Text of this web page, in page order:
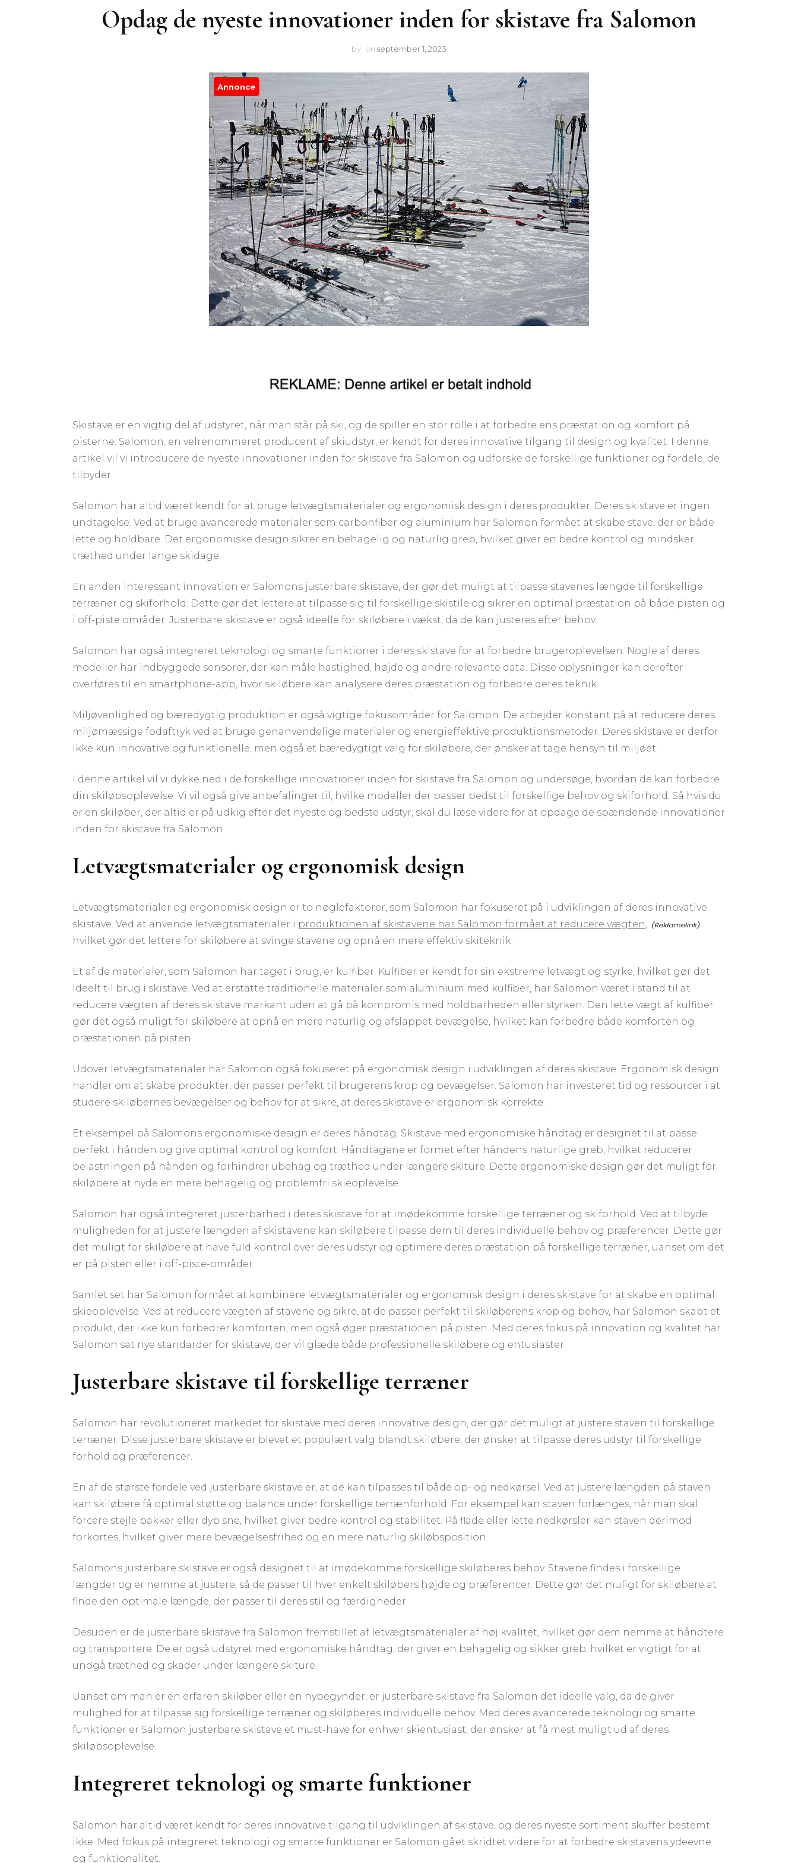
Opdag de nyeste innovationer inden for skistave fra Salomon
by on september 1, 2023
Annonce
Skistave er en vigtig del af udstyret, når man står på ski, og de spiller en stor rolle i at forbedre ens præstation og komfort på
pisterne. Salomon, en velrenommeret producent af skiudstyr, er kendt for deres innovative tilgang til design og kvalitet. I denne
artikel vil vi introducere de nyeste innovationer inden for skistave fra Salomon og udforske de forskellige funktioner og fordele, de
tilbyder.
Salomon har altid været kendt for at bruge letvægtsmaterialer og ergonomisk design i deres produkter. Deres skistave er ingen
undtagelse. Ved at bruge avancerede materialer som carbonfiber og aluminium har Salomon formået at skabe stave, der er både
lette og holdbare. Det ergonomiske design sikrer en behagelig og naturlig greb, hvilket giver en bedre kontrol og mindsker
træthed under lange skidage.
En anden interessant innovation er Salomons justerbare skistave, der gør det muligt at tilpasse stavenes længde til forskellige
terræner og skiforhold. Dette gør det lettere at tilpasse sig til forskellige skistile og sikrer en optimal præstation på både pisten og
i off-piste områder. Justerbare skistave er også ideelle for skiløbere i vækst, da de kan justeres efter behov.
Salomon har også integreret teknologi og smarte funktioner i deres skistave for at forbedre brugeroplevelsen. Nogle af deres
modeller har indbyggede sensorer, der kan måle hastighed, højde og andre relevante data. Disse oplysninger kan derefter
overføres til en smartphone-app, hvor skiløbere kan analysere deres præstation og forbedre deres teknik.
Miljøvenlighed og bæredygtig produktion er også vigtige fokusområder for Salomon. De arbejder konstant på at reducere deres
miljømæssige fodaftryk ved at bruge genanvendelige materialer og energieffektive produktionsmetoder. Deres skistave er derfor
ikke kun innovative og funktionelle, men også et bæredygtigt valg for skiløbere, der ønsker at tage hensyn til miljøet.
I denne artikel vil vi dykke ned i de forskellige innovationer inden for skistave fra Salomon og undersøge, hvordan de kan forbedre
din skiløbsoplevelse. Vi vil også give anbefalinger til, hvilke modeller der passer bedst til forskellige behov og skiforhold. Så hvis du
er en skiløber, der altid er på udkig efter det nyeste og bedste udstyr, skal du læse videre for at opdage de spændende innovationer
inden for skistave fra Salomon.
Letvægtsmaterialer og ergonomisk design
Letvægtsmaterialer og ergonomisk design er to nøglefaktorer, som Salomon har fokuseret på i udviklingen af deres innovative
skistave. Ved at anvende letvægtsmaterialer i produktionen af skistavene har Salomon formået at reducere vægten,
hvilket gør det lettere for skiløbere at svinge stavene og opnå en mere effektiv skiteknik.
Et af de materialer, som Salomon har taget i brug, er kulfiber. Kulfiber er kendt for sin ekstreme letvægt og styrke, hvilket gør det
ideelt til brug i skistave. Ved at erstatte traditionelle materialer som aluminium med kulfiber, har Salomon været i stand til at
reducere vægten af deres skistave markant uden at gå på kompromis med holdbarheden eller styrken. Den lette vægt af kulfiber
gør det også muligt for skiløbere at opnå en mere naturlig og afslappet bevægelse, hvilket kan forbedre både komforten og
præstationen på pisten.
Udover letvægtsmaterialer har Salomon også fokuseret på ergonomisk design i udviklingen af deres skistave. Ergonomisk design
handler om at skabe produkter, der passer perfekt til brugerens krop og bevægelser. Salomon har investeret tid og ressourcer i at
studere skiløbernes bevægelser og behov for at sikre, at deres skistave er ergonomisk korrekte.
Et eksempel på Salomons ergonomiske design er deres håndtag. Skistave med ergonomiske håndtag er designet til at passe
perfekt i hånden og give optimal kontrol og komfort. Håndtagene er formet efter håndens naturlige greb, hvilket reducerer
belastningen på hånden og forhindrer ubehag og træthed under længere skiture. Dette ergonomiske design gør det muligt for
skiløbere at nyde en mere behagelig og problemfri skieoplevelse.
Salomon har også integreret justerbarhed i deres skistave for at imødekomme forskellige terræner og skiforhold. Ved at tilbyde
muligheden for at justere længden af skistavene kan skiløbere tilpasse dem til deres individuelle behov og præferencer. Dette gør
det muligt for skiløbere at have fuld kontrol over deres udstyr og optimere deres præstation på forskellige terræner, uanset om det
er på pisten eller i off-piste-områder.
Samlet set har Salomon formået at kombinere letvægtsmaterialer og ergonomisk design i deres skistave for at skabe en optimal
skieoplevelse. Ved at reducere vægten af stavene og sikre, at de passer perfekt til skiløberens krop og behov, har Salomon skabt et
produkt, der ikke kun forbedrer komforten, men også øger præstationen på pisten. Med deres fokus på innovation og kvalitet har
Salomon sat nye standarder for skistave, der vil glæde både professionelle skiløbere og entusiaster.
Justerbare skistave til forskellige terræner
Salomon har revolutioneret markedet for skistave med deres innovative design, der gør det muligt at justere staven til forskellige
terræner. Disse justerbare skistave er blevet et populært valg blandt skiløbere, der ønsker at tilpasse deres udstyr til forskellige
forhold og præferencer.
En af de største fordele ved justerbare skistave er, at de kan tilpasses til både op- og nedkørsel. Ved at justere længden på staven
kan skiløbere få optimal støtte og balance under forskellige terrænforhold. For eksempel kan staven forlænges, når man skal
forcere stejle bakker eller dyb sne, hvilket giver bedre kontrol og stabilitet. På flade eller lette nedkørsler kan staven derimod
forkortes, hvilket giver mere bevægelsesfrihed og en mere naturlig skiløbsposition.
Salomons justerbare skistave er også designet til at imødekomme forskellige skiløberes behov. Stavene findes i forskellige
længder og er nemme at justere, så de passer til hver enkelt skiløbers højde og præferencer. Dette gør det muligt for skiløbere at
finde den optimale længde, der passer til deres stil og færdigheder.
Desuden er de justerbare skistave fra Salomon fremstillet af letvægtsmaterialer af høj kvalitet, hvilket gør dem nemme at håndtere
og transportere. De er også udstyret med ergonomiske håndtag, der giver en behagelig og sikker greb, hvilket er vigtigt for at
undgå træthed og skader under længere skiture.
Uanset om man er en erfaren skiløber eller en nybegynder, er justerbare skistave fra Salomon det ideelle valg, da de giver
mulighed for at tilpasse sig forskellige terræner og skiløberes individuelle behov. Med deres avancerede teknologi og smarte
funktioner er Salomon justerbare skistave et must-have for enhver skientusiast, der ønsker at få mest muligt ud af deres
skiløbsoplevelse.
Integreret teknologi og smarte funktioner
Salomon har altid været kendt for deres innovative tilgang til udviklingen af skistave, og deres nyeste sortiment skuffer bestemt
ikke. Med fokus på integreret teknologi og smarte funktioner er Salomon gået skridtet videre for at forbedre skistavens ydeevne
og funktionalitet.